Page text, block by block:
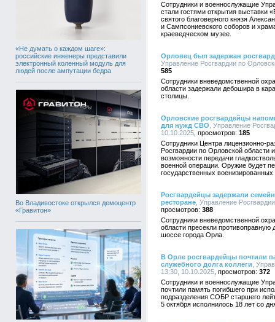
«Не думать о каждом шаге»:
российские инженеры представили
электронный коленный модуль для
людей после ампутации бедра
Во Владивостоке открылся демоцентр
«Гравитон»
Сотрудники и военнослужащие
стали гостями открытия выставки
святого благоверного князя
и Сампсониевского соборов и
краеведческом музее.
Орловец был задержан
Управление Росгвардии по
585
Сотрудники вневедомственной
области задержали дебошира в
столицы.
Орловские росгвардейцы
для нужд СВО , Управление
10.10.2025
185
Сотрудники Центра лицензионно-
Росгвардии по Орловской области
возможности передачи
военной операции. Оружие будет
государственных
Росгвардейцы задержали
ресторане , Управление
388
Сотрудники вневедомственной
области пресекли противоправную
шоссе города Орла.
В Орле росгвардейцы почтили
служебного долга коллеги ,
13:30, 10.10.2025
372
Сотрудники и военнослужащие
почтили память погибшего при
подразделения СОБР старшего
5 октября исполнилось 18 лет со